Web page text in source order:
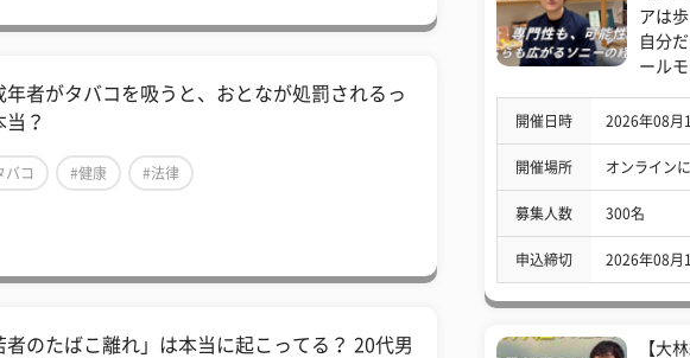
年者がタバコを吸うと、おとなが処罰されるっ
当？
バコ #健康 #法律
者のたばこ離れ」は本当に起こってる？ 20代男
アは
自分
ール
開催日時 2026年08月
開催場所 オンライン
募集人数 300名
申込締切 2026年08月
【大